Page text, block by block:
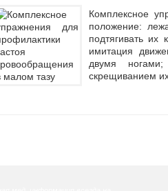
Комплексное
положение:
подтягивать
имитация
двумя
скрещиванием